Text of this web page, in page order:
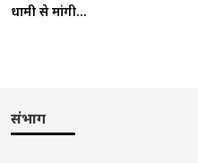
धामी से मांगी...
संभाग